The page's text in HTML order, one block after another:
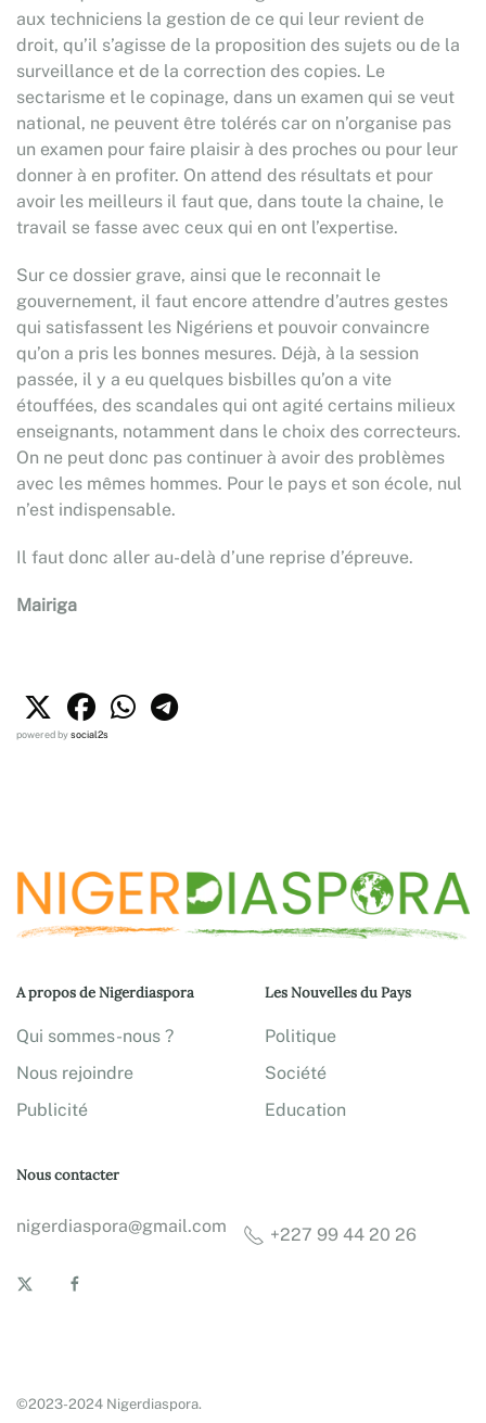
aux techniciens la gestion de ce qui leur revient de
droit, qu’il s’agisse de la proposition des sujets ou de la
surveillance et de la correction des copies. Le
sectarisme et le copinage, dans un examen qui se veut
national, ne peuvent être tolérés car on n’organise pas
un examen pour faire plaisir à des proches ou pour leur
donner à en profiter. On attend des résultats et pour
avoir les meilleurs il faut que, dans toute la chaine, le
travail se fasse avec ceux qui en ont l’expertise.
Sur ce dossier grave, ainsi que le reconnait le
gouvernement, il faut encore attendre d’autres gestes
qui satisfassent les Nigériens et pouvoir convaincre
qu’on a pris les bonnes mesures. Déjà, à la session
passée, il y a eu quelques bisbilles qu’on a vite
étouffées, des scandales qui ont agité certains milieux
enseignants, notamment dans le choix des correcteurs.
On ne peut donc pas continuer à avoir des problèmes
avec les mêmes hommes. Pour le pays et son école, nul
n’est indispensable.
Il faut donc aller au-delà d’une reprise d’épreuve.
Mairiga
powered bysocial2s
A propos de Nigerdiaspora
Qui sommes-nous ?
Nous rejoindre
Publicité
Les Nouvelles du Pays
Politique
Société
Education
Nous contacter
nigerdiaspora@gmail.com +227 99 44 20 26
©2023-2024 Nigerdiaspora.